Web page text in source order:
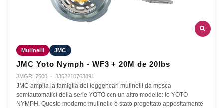
Mulinelli JMC
JMC Yoto Nymph - WF3 + 20M de 20lbs
JMGRL7500 · 3352210763891
JMC amplia la famiglia dei leggendari mulinelli da mosca
semiautomatici della serie YOTO con un altro modello: lo YOTO
NYMPH. Questo moderno mulinello è stato progettato appositamente